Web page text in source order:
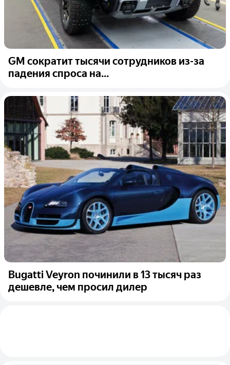
GM сократит тысячи сотрудников из-за
падения спроса на...
Bugatti Veyron починили в 13 тысяч раз
дешевле, чем просил дилер